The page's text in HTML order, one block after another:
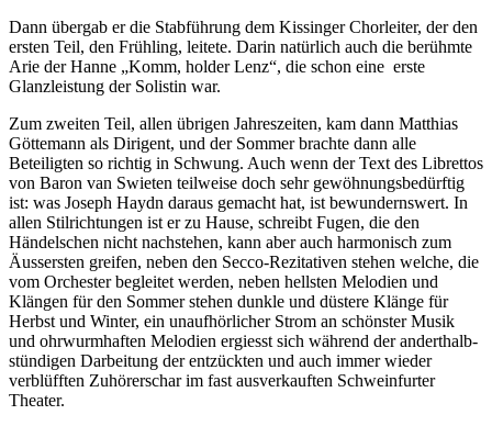
Dann übergab er die Stabführung dem Kissinger Chorleiter, der den
ersten Teil, den Frühling, leitete. Darin natürlich auch die berühmte
Arie der Hanne „Komm, holder Lenz“, die schon eine erste
Glanzleistung der Solistin war.
Zum zweiten Teil, allen übrigen Jahreszeiten, kam dann Matthias
Göttemann als Dirigent, und der Sommer brachte dann alle
Beteiligten so richtig in Schwung. Auch wenn der Text des Librettos
von Baron van Swieten teilweise doch sehr gewöhnungsbedürftig
ist: was Joseph Haydn daraus gemacht hat, ist bewundernswert. In
allen Stilrichtungen ist er zu Hause, schreibt Fugen, die den
Händelschen nicht nachstehen, kann aber auch harmonisch zum
Äussersten greifen, neben den Secco-Rezitativen stehen welche, die
vom Orchester begleitet werden, neben hellsten Melodien und
Klängen für den Sommer stehen dunkle und düstere Klänge für
Herbst und Winter, ein unaufhörlicher Strom an schönster Musik
und ohrwurmhaften Melodien ergiesst sich während der anderthalb-
stündigen Darbeitung der entzückten und auch immer wieder
verblüfften Zuhörerschar im fast ausverkauften Schweinfurter
Theater.